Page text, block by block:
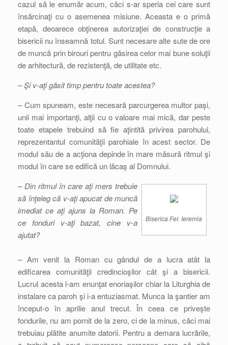
cazul să le enumăr acum, căci s-ar speria cei care sunt
însărcinaţi cu o asemenea misiune. Aceasta e o primă
etapă, deoarece obţinerea autorizaţiei de construcţie a
bisericii nu înseamnă totul. Sunt necesare alte sute de ore
de muncă prin birouri pentru găsirea celor mai bune soluţii
de arhitectură, de rezistenţă, de utilitate etc.
– Şi v-aţi găsit timp pentru toate acestea?
– Cum spuneam, este necesară parcurgerea multor paşi,
unii mai importanţi, alţii cu o valoare mai mică, dar peste
toate etapele trebuind să fie aţintită privirea parohului,
reprezentantul comunităţii parohiale în acest sector. De
modul său de a acţiona depinde în mare măsură ritmul şi
modul în care se edifică un lăcaş al Domnului.
Biserica Fer. Ieremia
– Din ritmul în care aţi mers trebuie
să înţeleg că v-aţi apucat de muncă
imediat ce aţi ajuns la Roman. Pe
ce fonduri v-aţi bazat, cine v-a
ajutat?
– Am venit la Roman cu gândul de a lucra atât la
edificarea comunităţii credincioşilor cât şi a bisericii.
Lucrul acesta l-am enunţat enoriaşilor chiar la Liturghia de
instalare ca paroh şi i-a entuziasmat. Munca la şantier am
început-o în aprilie anul trecut. În ceea ce priveşte
fondurile, nu am pornit de la zero, ci de la minus, căci mai
trebuiau plătite anumite datorii. Pentru a demara lucrările,